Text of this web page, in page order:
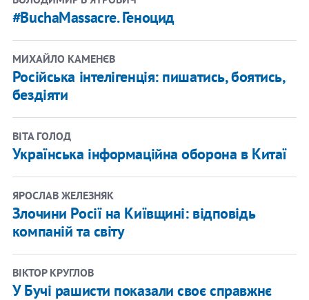
#BuchaMassacre. Геноцид
МИХАЙЛО КАМЕНЄВ
Російська інтелігенція: пишатись, боятись,
бездіяти
ВІТА ГОЛОД
Українська інформаційна оборона в Китаї
ЯРОСЛАВ ЖЕЛЕЗНЯК
Злочини Росії на Київщині: відповідь
компаній та світу
ВІКТОР КРУГЛОВ
У Бучі рашисти показали своє справжнє